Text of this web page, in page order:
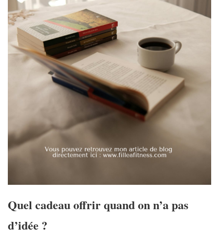
Quel cadeau offrir quand on n’a pas
d’idée ?